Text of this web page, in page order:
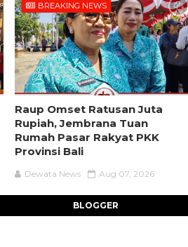
BREAKING NEWS
Raup Omset Ratusan Juta
Rupiah, Jembrana Tuan
Rumah Pasar Rakyat PKK
Provinsi Bali
Dewata News Aug 07, 2026
BLOGGER